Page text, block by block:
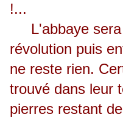
!...
L'abbaye sera
révolution puis
ne reste rien.
trouvé dans leur
pierres restant